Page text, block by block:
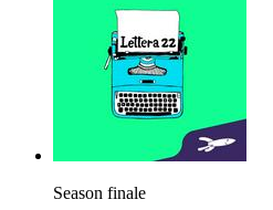
Season finale